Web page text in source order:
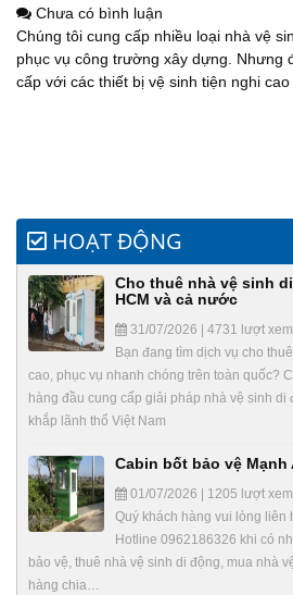
Chưa có bình luận
Chúng tôi cung cấp nhiều loại nhà vệ
phục vụ công trường xây dựng. Nhưng
cấp với các thiết bị vệ sinh tiện nghi cao
HOẠT ĐỘNG
Cho thuê nhà vệ sinh
HCM và cả nước
31/07/2026 | 4731 lượt xem
Bạn đang tìm dịch vụ cho
cao, phục vụ nhanh chóng trên toàn quốc?
hàng đầu cung cấp giải pháp nhà vệ sinh
khắp lãnh thổ Việt Nam
Cabin bốt bảo vệ Mạnh
01/07/2026 | 1205 lượt xem
Quý khách hàng vui lòng liên
Hotline 0962186326 khi có
bảo vệ, thuê nhà vệ sinh di động, mua nhà
hàng chia…